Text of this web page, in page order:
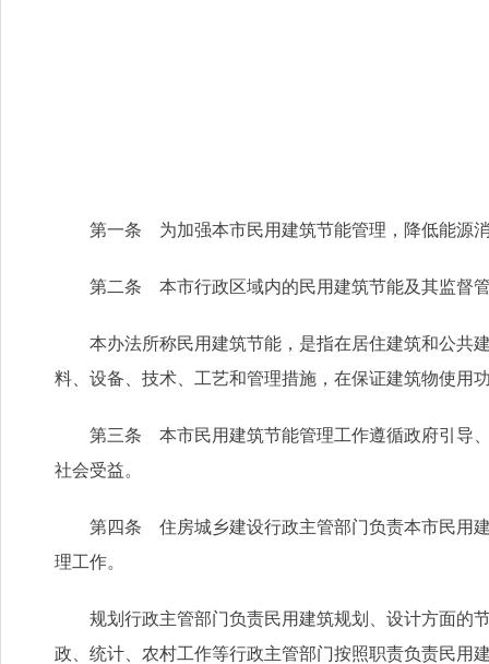
第一条 为加强本市民用建筑节能管理，降低能源消
第二条 本市行政区域内的民用建筑节能及其监督管
本办法所称民用建筑节能，是指在居住建筑和公共建
料、设备、技术、工艺和管理措施，在保证建筑物使用
第三条 本市民用建筑节能管理工作遵循政府引导、
社会受益。
第四条 住房城乡建设行政主管部门负责本市民用建
理工作。
规划行政主管部门负责民用建筑规划、设计方面的节
政、统计、农村工作等行政主管部门按照职责负责民用